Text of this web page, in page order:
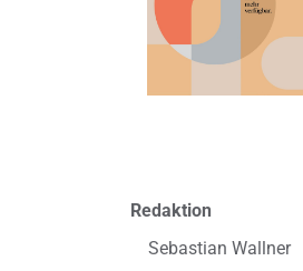
Redaktion
Sebastian Wallner